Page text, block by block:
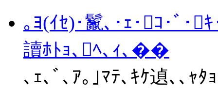
｡ﾖ(ｲｾ)･鬣､･ｪ･ｺ･ﾞ･
讀ﾎﾄｮ､ﾍ､ｨ､��
､ｪ､ﾞ､ｱ｡｣ﾏﾃ､ｷｹ遉､､ｬ